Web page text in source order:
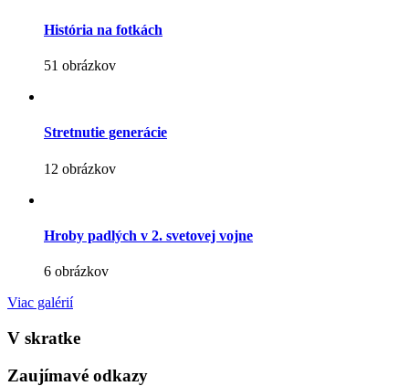
História na fotkách
51 obrázkov
Stretnutie generácie
12 obrázkov
Hroby padlých v 2. svetovej vojne
6 obrázkov
Viac galérií
V skratke
Zaujímavé odkazy